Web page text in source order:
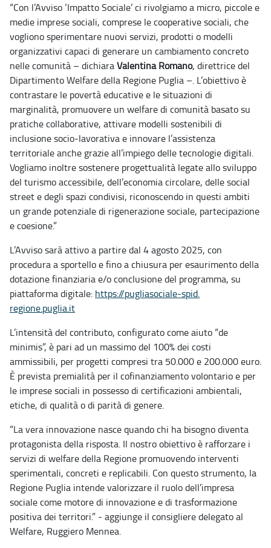
“Con l’Avviso ‘Impatto Sociale’ ci rivolgiamo a micro, piccole e
medie imprese sociali, comprese le cooperative sociali, che
vogliono sperimentare nuovi servizi, prodotti o modelli
organizzativi capaci di generare un cambiamento concreto
nelle comunità – dichiaraValentina Romano, direttrice del
Dipartimento Welfare della Regione Puglia –. L’obiettivo è
contrastare le povertà educative e le situazioni di
marginalità, promuovere un welfare di comunità basato su
pratiche collaborative, attivare modelli sostenibili di
inclusione socio-lavorativa e innovare l’assistenza
territoriale anche grazie all’impiego delle tecnologie digitali.
Vogliamo inoltre sostenere progettualità legate allo sviluppo
del turismo accessibile, dell’economia circolare, delle social
street e degli spazi condivisi, riconoscendo in questi ambiti
un grande potenziale di rigenerazione sociale, partecipazione
e coesione.”
L’Avviso sarà attivo a partire dal 4 agosto 2025, con
procedura a sportello e fino a chiusura per esaurimento della
dotazione finanziaria e/o conclusione del programma, su
piattaforma digitale: https://pugliasociale-spid.
regione.puglia.it
L’intensità del contributo, configurato come aiuto “de
minimis”, è pari ad un massimo del 100% dei costi
ammissibili, per progetti compresi tra 50.000 e 200.000 euro.
È prevista premialità per il cofinanziamento volontario e per
le imprese sociali in possesso di certificazioni ambientali,
etiche, di qualità o di parità di genere.
“La vera innovazione nasce quando chi ha bisogno diventa
protagonista della risposta. Il nostro obiettivo è rafforzare i
servizi di welfare della Regione promuovendo interventi
sperimentali, concreti e replicabili. Con questo strumento, la
Regione Puglia intende valorizzare il ruolo dell’impresa
sociale come motore di innovazione e di trasformazione
positiva dei territori.” - aggiunge il consigliere delegato al
Welfare, Ruggiero Mennea.